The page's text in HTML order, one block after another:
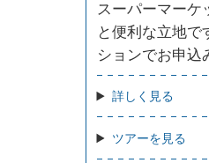
スーパーマーケ
と便利な立地で
ションでお申込
詳しく見る
ツアーを見る